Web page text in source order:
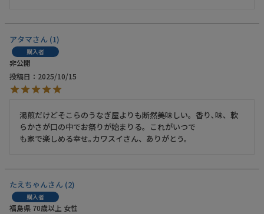
アタマ 1
購入者
非公開
投稿日
2025/10/15
湯煎だけどそこらのうなぎ屋よりも断然美味しい。香り､味、軟
らかさが口の中でお祭りが始まりる。これがいつで
も家で楽しめる幸せ｡カワスイさん、ありがとう。
たえちゃん 2
購入者
福島県 70歳以上 女性